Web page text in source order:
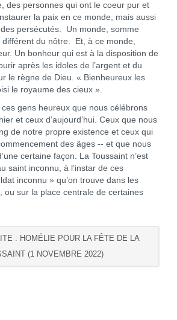
des personnes qui ont le coeur pur et
la paix en ce monde, mais aussi
persécutés. Un monde, somme
différent du nôtre. Et, à ce monde,
Un bonheur qui est à la disposition de
après les idoles de l’argent et du
le règne de Dieu. « Bienheureux les
le royaume des cieux ».
gens heureux que nous célébrons
et ceux d’aujourd’hui. Ceux que nous
de notre propre existence et ceux qui
des âges -- et que nous
certaine façon. La Toussaint n’est
saint inconnu, à l’instar de ces
inconnu » qu’on trouve dans les
ou sur la place centrale de certaines
: HOMÉLIE POUR LA FÊTE DE LA
(1 NOVEMBRE 2022)